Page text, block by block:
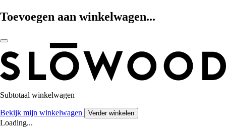
Toevoegen aan winkelwagen...
Subtotaal winkelwagen
Bekijk mijn winkelwagen Verder winkelen
Loading...